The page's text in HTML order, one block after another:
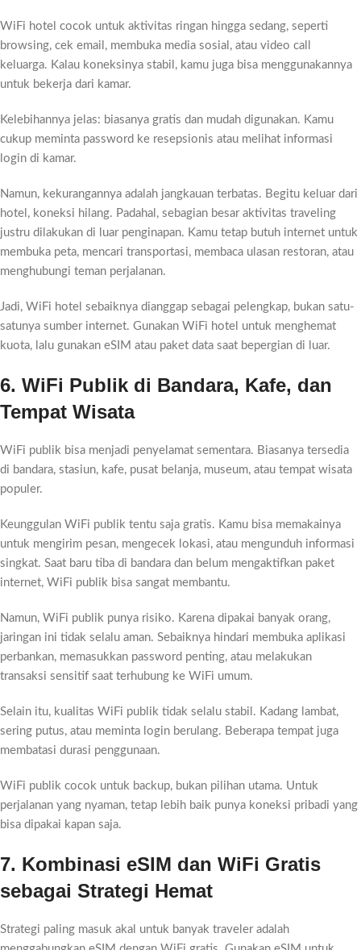
WiFi hotel cocok untuk aktivitas ringan hingga sedang, seperti
browsing, cek email, membuka media sosial, atau video call
keluarga. Kalau koneksinya stabil, kamu juga bisa menggunakannya
untuk bekerja dari kamar.
Kelebihannya jelas: biasanya gratis dan mudah digunakan. Kamu
cukup meminta password ke resepsionis atau melihat informasi
login di kamar.
Namun, kekurangannya adalah jangkauan terbatas. Begitu keluar dari
hotel, koneksi hilang. Padahal, sebagian besar aktivitas traveling
justru dilakukan di luar penginapan. Kamu tetap butuh internet untuk
membuka peta, mencari transportasi, membaca ulasan restoran, atau
menghubungi teman perjalanan.
Jadi, WiFi hotel sebaiknya dianggap sebagai pelengkap, bukan satu-
satunya sumber internet. Gunakan WiFi hotel untuk menghemat
kuota, lalu gunakan eSIM atau paket data saat bepergian di luar.
6. WiFi Publik di Bandara, Kafe, dan
Tempat Wisata
WiFi publik bisa menjadi penyelamat sementara. Biasanya tersedia
di bandara, stasiun, kafe, pusat belanja, museum, atau tempat wisata
populer.
Keunggulan WiFi publik tentu saja gratis. Kamu bisa memakainya
untuk mengirim pesan, mengecek lokasi, atau mengunduh informasi
singkat. Saat baru tiba di bandara dan belum mengaktifkan paket
internet, WiFi publik bisa sangat membantu.
Namun, WiFi publik punya risiko. Karena dipakai banyak orang,
jaringan ini tidak selalu aman. Sebaiknya hindari membuka aplikasi
perbankan, memasukkan password penting, atau melakukan
transaksi sensitif saat terhubung ke WiFi umum.
Selain itu, kualitas WiFi publik tidak selalu stabil. Kadang lambat,
sering putus, atau meminta login berulang. Beberapa tempat juga
membatasi durasi penggunaan.
WiFi publik cocok untuk backup, bukan pilihan utama. Untuk
perjalanan yang nyaman, tetap lebih baik punya koneksi pribadi yang
bisa dipakai kapan saja.
7. Kombinasi eSIM dan WiFi Gratis
sebagai Strategi Hemat
Strategi paling masuk akal untuk banyak traveler adalah